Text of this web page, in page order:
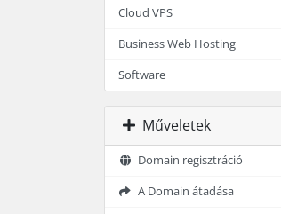
Cloud VPS
Business Web Hosting
Software
Műveletek
Domain regisztráció
A Domain átadása